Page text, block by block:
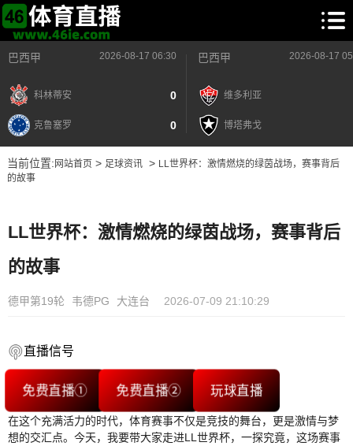
巴西甲 2026-08-17 06:30
科林蒂安 0
克鲁塞罗 0
巴西甲 2026-08-17
维多利亚
博塔弗戈
当前位置: 网站首页> 足球资讯> LL世界杯：激情燃烧的绿茵战场，赛事背后
的故事
LL世界杯：激情燃烧的绿茵战场，赛事背后
的故事
德甲第19轮 韦德PG 大连台 2026-07-09 21:10:29
直播信号
免费直播① 免费直播② 玩球直播
在这个充满活力的时代，体育赛事不仅是竞技的舞台，更是激情与梦
想的交汇点。今天，我要带大家走进LL世界杯，一探究竟，这场赛事